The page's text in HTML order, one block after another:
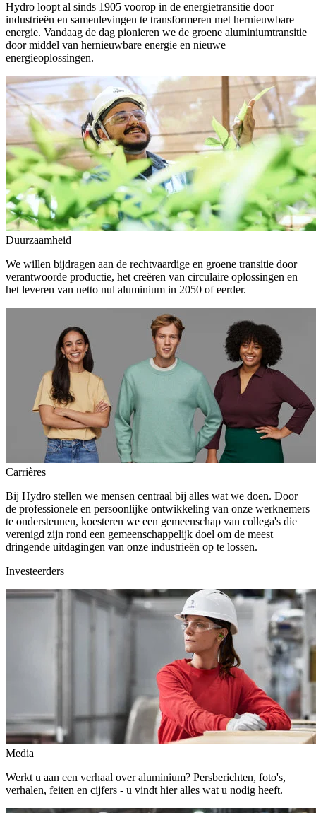
Hydro loopt al sinds 1905 voorop in de energietransitie door
industrieën en samenlevingen te transformeren met hernieuwbare
energie. Vandaag de dag pionieren we de groene aluminiumtransitie
door middel van hernieuwbare energie en nieuwe
energieoplossingen.
Duurzaamheid
We willen bijdragen aan de rechtvaardige en groene transitie door
verantwoorde productie, het creëren van circulaire oplossingen en
het leveren van netto nul aluminium in 2050 of eerder.
Carrières
Bij Hydro stellen we mensen centraal bij alles wat we doen. Door
de professionele en persoonlijke ontwikkeling van onze werknemers
te ondersteunen, koesteren we een gemeenschap van collega's die
verenigd zijn rond een gemeenschappelijk doel om de meest
dringende uitdagingen van onze industrieën op te lossen.
Investeerders
Media
Werkt u aan een verhaal over aluminium? Persberichten, foto's,
verhalen, feiten en cijfers - u vindt hier alles wat u nodig heeft.